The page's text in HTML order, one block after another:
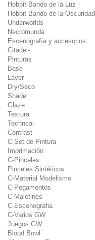
Hobbit-Bando de la Luz
Hobbit-Bando de la Oscuridad
Underworlds
Necromunda
Escenografía y accesorios
Citadel-
Pinturas
Base
Layer
Dry/Seco
Shade
Glaze
Textura
Techncal
Contrast
C-Set de Pintura
Imprimación
C-Pinceles
Pinceles Sintéticos
C-Material Modelismo
C-Pegamentos
C-Maletines
C-Escenografia
C-Varios GW
Juegos GW
Blood Bowl